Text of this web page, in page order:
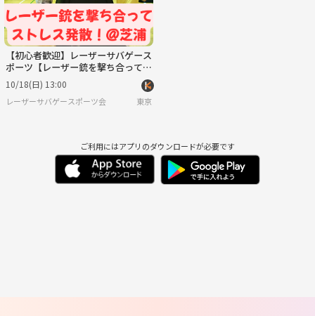
【初心者歓迎】レーザーサバゲース
ポーツ【レーザー銃を撃ち合ってス
トレス発散】
10/18(日) 13:00
レーザーサバゲースポーツ会 東京
ご利用にはアプリのダウンロードが必要です